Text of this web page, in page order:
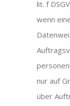
lit. f
wenn
nur auf
über